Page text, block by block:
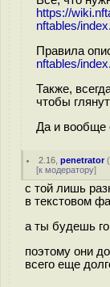
https://
nftables/
Правила
nftables/
Также,
чтобы
Да и вообще
2.16 ,penetrator(
[к модератору]
с той лишь
в текстовом
а ты будешь
поэтому они
всего еще